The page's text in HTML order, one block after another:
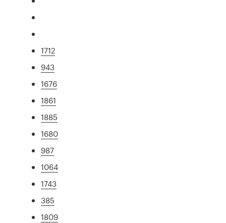
1712
943
1676
1861
1885
1680
987
1064
1743
385
1809